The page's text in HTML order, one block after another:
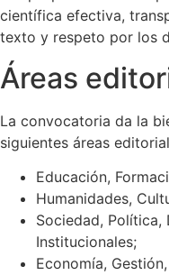
científica efectiva,
texto y respeto por los
Áreas
La convocatoria da la
siguientes áreas
Educación,
Humanidades,
Sociedad, Política,
Institucionales;
Economía,